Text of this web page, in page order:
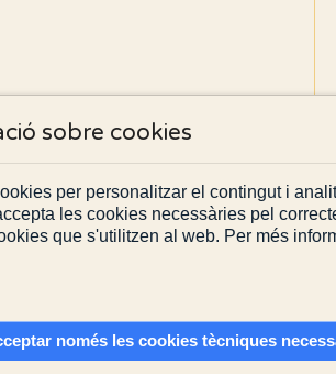
sobre cookies
per personalitzar el contingut i
les cookies necessàries pel
que s'utilitzen al web. Per més
només les cookies tècniques